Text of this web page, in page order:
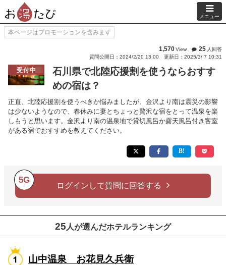
メニュー
本ページはプロモーションを含みます
1,570View 25 人回答
質問公開日：2024/2/20 13:00
更新日：2025/3/ 7 10:31
受付中
石川県で北陸応援割を使うならおすす
めの宿は？
正直、北陸応援割を使うべきか悩みましたが、金沢より南は震災の影響
は少ないようなので、春休みに妻とちょっと贅沢な宿をとって温泉を楽
しもうと思います。金沢より南の温泉地で貸切風呂か露天風呂付き客室
がある宿でおすすめを教えてください。
5G
ログインして質問に回答する
25 人が選んだホテルランキング
山中温泉 お花見久兵衛